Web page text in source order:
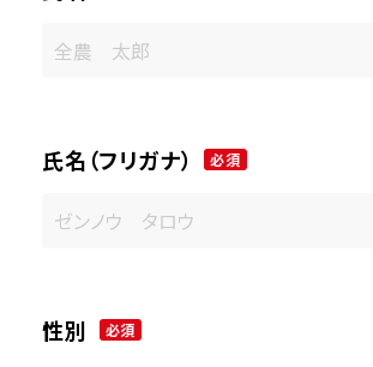
氏名（フリガナ） 必須
性別 必須